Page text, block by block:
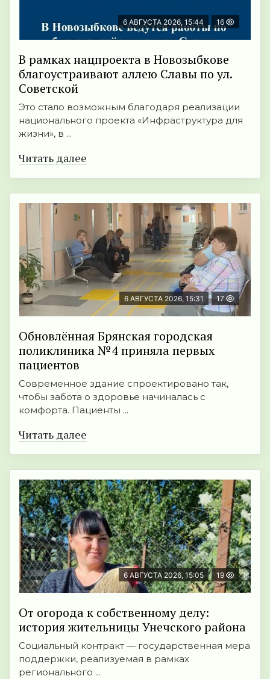
6 АВГУСТА 2026, 15:44 16
В рамках нацпроекта в Новозыбкове
благоустраивают аллею Славы по ул.
Советской
Это стало возможным благодаря реализации
национального проекта «Инфраструктура для
жизни», в ...
Читать далее
6 АВГУСТА 2026, 15:31 17
Обновлённая Брянская городская
поликлиника №4 приняла первых
пациентов
Современное здание спроектировано так,
чтобы забота о здоровье начиналась с
комфорта. Пациенты ...
Читать далее
6 АВГУСТА 2026, 15:05 19
От огорода к собственному делу:
история жительницы Унечского района
Социальный контракт — государственная мера
поддержки, реализуемая в рамках
регионального ...